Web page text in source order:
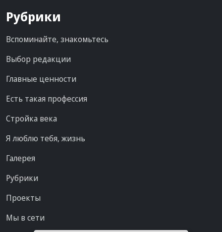
Рубрики
Вспоминайте, знакомьтесь
Выбор редакции
Главные ценности
Есть такая профессия
Стройка века
Я люблю тебя, жизнь
Галерея
Рубрики
Проекты
Мы в сети